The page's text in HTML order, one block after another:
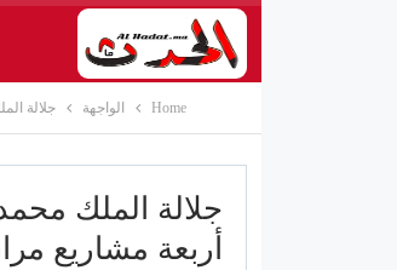
Home الواجهة جلالة
جلالة الملك
أربعة مشاريع